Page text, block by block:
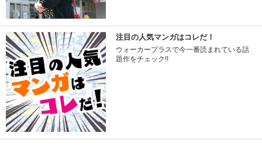
注目の人気マンガはコレだ！
ウォーカープラスで今一番読まれている話
題作をチェック!!